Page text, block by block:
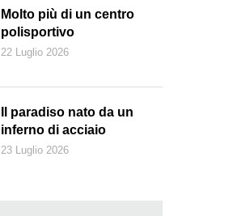
Molto più di un centro
polisportivo
22 Luglio 2026
Il paradiso nato da un
inferno di acciaio
23 Luglio 2026